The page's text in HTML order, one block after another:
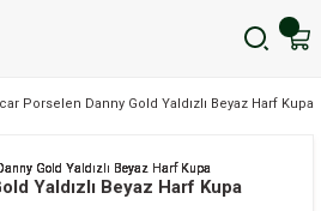
Porselen Danny Gold Yaldızlı Beyaz Harf Kupa
Yaldızlı Beyaz Harf Kupa